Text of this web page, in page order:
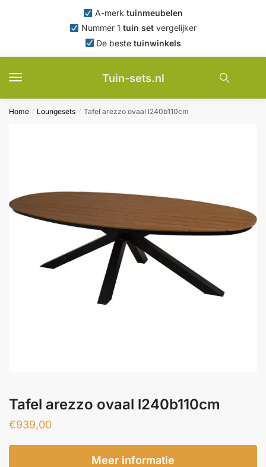
A-merk tuinmeubelen
Nummer 1 tuin set vergelijker
De bestetuinwinkels
Tuin-sets.nl
Home / Loungesets / Tafel arezzo ovaal l240b110cm
Tafel arezzo ovaal l240b110cm
€939,00
Meer informatie